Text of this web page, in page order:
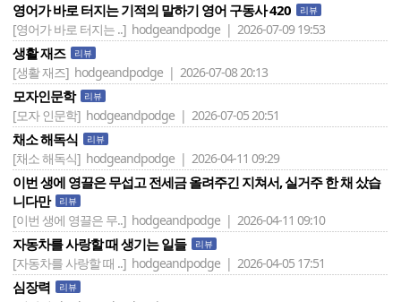
영어가 바로 터지는 기적의 말하기 영어 구동사 420 리뷰
[영어가 바로 터지는 ..] hodgeandpodge | 2026-07-09 19:53
생활 재즈 리뷰
[생활 재즈] hodgeandpodge | 2026-07-08 20:13
모자인문학 리뷰
[모자 인문학] hodgeandpodge | 2026-07-05 20:51
채소 해독식 리뷰
[채소 해독식] hodgeandpodge | 2026-04-11 09:29
이번 생에 영끌은 무섭고 전세금 올려주긴 지쳐서, 실거주 한 채 샀습
니다만
리뷰
[이번 생에 영끌은 무..] hodgeandpodge | 2026-04-11 09:10
자동차를 사랑할 때 생기는 일들 리뷰
[자동차를 사랑할 때 ..] hodgeandpodge | 2026-04-05 17:51
심장력 리뷰